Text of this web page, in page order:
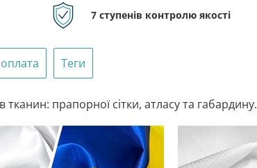
7 ступенів контролю якості
Теги
прапорної сітки, атласу та габардину.